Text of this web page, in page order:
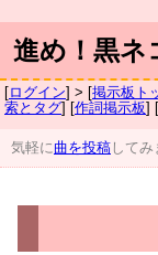
進め！黒ネ
[ログイン] > [掲示板ト
索とタグ] [作詞掲示板] [
気軽に曲を投稿 してみ